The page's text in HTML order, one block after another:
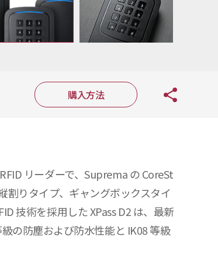
購入方法
リーダーで、Suprema の CoreSt
割りタイプ、ギャングボックスタイ
技術を採用した XPass D2 は、最新
の防塵および防水性能と IK08 等級